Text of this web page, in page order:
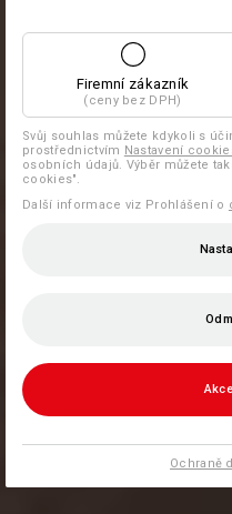
Firemní zákazník
(ceny bez DPH)
Svůj souhlas můžete kdykoli s
prostřednictvím Nastavení
osobních údajů. Výběr můžete
cookies".
Další informace viz Prohlášení o
Ochraně